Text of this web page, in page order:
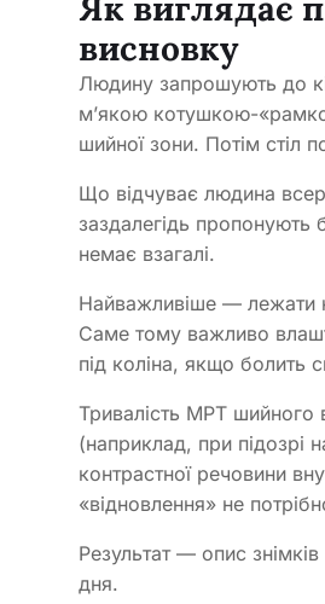
Як виглядає
висновку
Людину запрошують до
м’якою котушкою-
шийної зони. Потім стіл
Що відчуває людина
заздалегідь
немає взагалі.
Найважливіше — лежати
Саме тому важливо
під коліна, якщо болить
Тривалість МРТ шийного
(наприклад, при підозрі
контрастної речовини
«відновлення» не
Результат — опис
дня.